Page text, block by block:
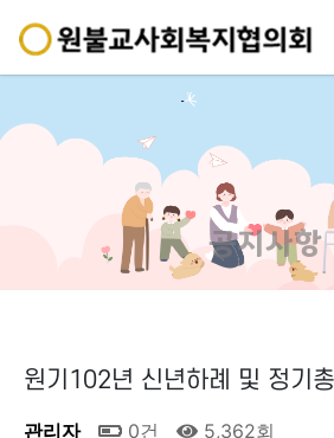
공지사항
원기102년 신년하례 및 정기
관리자 0건 5,362회